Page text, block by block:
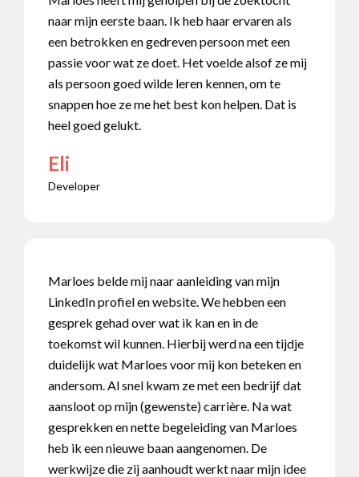
naar mijn eerste baan. Ik heb haar ervaren als
een betrokken en gedreven persoon met een
passie voor wat ze doet. Het voelde alsof ze mij
als persoon goed wilde leren kennen, om te
snappen hoe ze me het best kon helpen. Dat is
heel goed gelukt.
Eli
Developer
Marloes belde mij naar aanleiding van mijn
LinkedIn profiel en website. We hebben een
gesprek gehad over wat ik kan en in de
toekomst wil kunnen. Hierbij werd na een tijdje
duidelijk wat Marloes voor mij kon beteken en
andersom. Al snel kwam ze met een bedrijf dat
aansloot op mijn (gewenste) carrière. Na wat
gesprekken en nette begeleiding van Marloes
heb ik een nieuwe baan aangenomen. De
werkwijze die zij aanhoudt werkt naar mijn idee